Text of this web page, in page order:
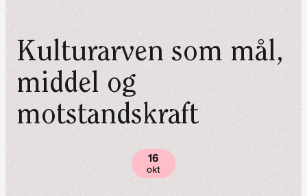
Kulturarven som mål,
middel og
motstandskraft
16
okt